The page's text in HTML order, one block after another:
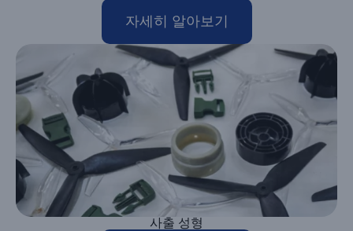
자세히 알아보기
사출 성형